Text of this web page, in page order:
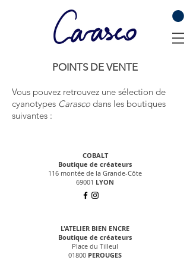
POINTS DE VENTE
Vous pouvez retrouvez une sélection de
cyanotypes Carasco dans les boutiques
suivantes :
COBALT
Boutique de créateurs
116 montée de la Grande-Côte
69001 LYON
L'ATELIER BIEN ENCRE
Boutique de créateurs
Place du Tilleul
01800 PEROUGES